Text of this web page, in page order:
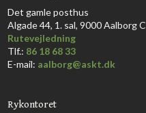
​Det gamle posthus
Algade 44, 1. sal, 9000 Aalborg C​
Rutevejledning
Tlf.: 86 18 68 33​
E-mail: aalborg@askt.dk​
Rykontoret